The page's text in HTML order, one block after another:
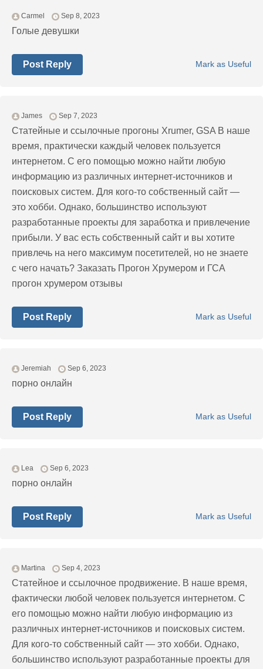
Carmel Sep 8, 2023
Голые девушки
Mark as Useful
Post Reply
James Sep 7, 2023
Статейные и ссылочные прогоны Xrumer, GSA В наше
время, практически каждый человек пользуется
интернетом. С его помощью можно найти любую
информацию из различных интернет-источников и
поисковых систем. Для кого-то собственный сайт —
это хобби. Однако, большинство используют
разработанные проекты для заработка и привлечение
прибыли. У вас есть собственный сайт и вы хотите
привлечь на него максимум посетителей, но не знаете
с чего начать? Заказать Прогон Хрумером и ГСА
прогон хрумером отзывы
Mark as Useful
Post Reply
Jeremiah Sep 6, 2023
порно онлайн
Mark as Useful
Post Reply
Lea Sep 6, 2023
порно онлайн
Mark as Useful
Post Reply
Martina Sep 4, 2023
Статейное и ссылочное продвижение. В наше время,
фактически любой человек пользуется интернетом. С
его помощью можно найти любую информацию из
различных интернет-источников и поисковых систем.
Для кого-то собственный сайт — это хобби. Однако,
большинство используют разработанные проекты для